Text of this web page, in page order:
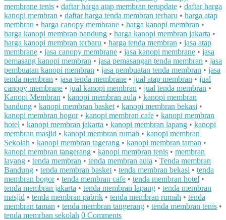
membrane tenis • daftar harga atap membran terupdate • daftar harga
kanopi membran • daftar harga tenda membran terbaru • harga atap
membran • harga canopy membrane • harga kanopi membran •
harga kanopi membran bandung • harga kanopi membran jakarta •
harga kanopi membran terbaru • harga tenda membran • jasa atap
membrane • jasa canopy membrane • jasa kanopi membrane • jasa
pemasang kanopi membran • jasa pemasangan tenda membran • jasa
pembuatan kanopi membran • jasa pembuatan tenda membran • jasa
tenda membran • jasa tenda membrane • jual atap membran • jual
canopy membrane • jual kanopi membran • jual tenda membran •
Kanopi Membran • kanopi membran aula • kanopi membran
bandung • kanopi membran basket • kanopi membran bekasi •
kanopi membran bogor• kanopi membran cafe • kanopi membran
hotel • kanopi membran jakarta • kanopi membran lapang • kanopi
membran masjid • kanopi membran rumah • kanopi membran
Sekolah • kanopi membran tagerang • kanopi membran taman •
kanopi membran tangerang • kanopi membran tenis • membran
layang • tenda membran • tenda membran aula • Tenda membran
Bandung • tenda membran basket • tenda membran bekasi • tenda
membran bogor• tenda membran cafe • tenda membran hotel •
tenda membran jakarta • tenda membran lapang • tenda membran
masjid • tenda membran pabrik • tenda membran rumah • tenda
membran taman • tenda membran tangerang • tenda membran tenis •
tenda memrban sekolah 0 Comments